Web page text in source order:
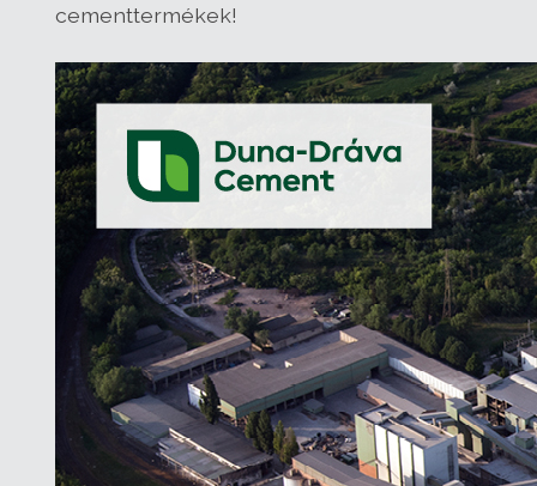
cementtermékek!